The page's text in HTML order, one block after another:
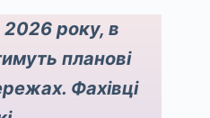
2026 року, в
планові
Фахівці